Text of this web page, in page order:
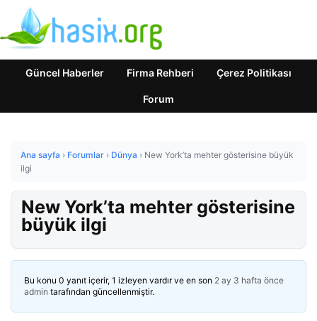
Güncel Haberler Firma Rehberi Çerez Politikası
Forum
Ana sayfa › Forumlar › Dünya › New York’ta mehter gösterisine büyük
ilgi
New York’ta mehter gösterisine
büyük ilgi
Bu konu 0 yanıt içerir, 1 izleyen vardır ve en son 2 ay 3 hafta önce
admin tarafından güncellenmiştir.